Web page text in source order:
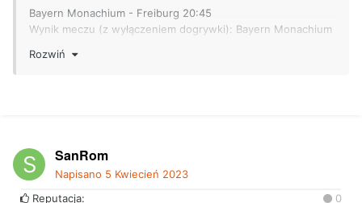
Bayern Monachium - Freiburg 20:45
Wynik meczu (z wyłączeniem dogrywki): Bayern Monachium
Rozwiń
SanRom
Napisano 5 Kwiecień 2023
Reputacja:
0